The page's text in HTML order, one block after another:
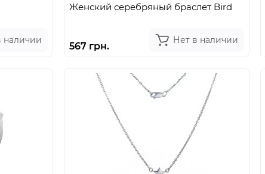
наличии
Женский серебряный браслет Bird
567 грн.
Нет в наличии